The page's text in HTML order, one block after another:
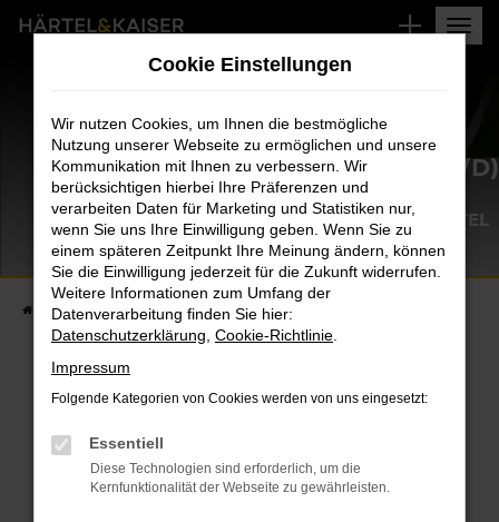
Zum
MECHATRONIKER*IN (M/W/
VOLLZEIT • AB SOFORT •
CELLE/BRAUNSCHWEIG/WOLFENBÜTTEL
Startseite Unternehmen Jobs & Karriere
GESUCHT FÜR DIE STANDORTE CELLE,
MECHATRONIKER*IN (M/W/D) IN
Cookie Einstellungen
Wir nutzen Cookies, um Ihnen die bestmögliche
Nutzung unserer Webseite zu ermöglichen und unsere
Kommunikation mit Ihnen zu verbessern. Wir
berücksichtigen hierbei Ihre Präferenzen und
verarbeiten Daten für Marketing und Statistiken nur,
wenn Sie uns Ihre Einwilligung geben. Wenn Sie zu
einem späteren Zeitpunkt Ihre Meinung ändern, können
Sie die Einwilligung jederzeit für die Zukunft widerrufen.
Weitere Informationen zum Umfang der
Datenverarbeitung finden Sie hier:
Datenschutzerklärung Cookie-Richtlinie
Impressum
Folgende Kategorien von Cookies werden von uns eingesetzt:
Essentiell
Diese Technologien sind erforderlich, um die
Kernfunktionalität der Webseite zu gewährleisten.